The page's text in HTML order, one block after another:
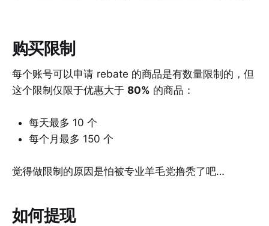
购买限制
每个账号可以申请 rebate 的商品是有数量限制的，但
这个限制仅限于优惠大于 80% 的商品：
每天最多 10 个
每个月最多 150 个
觉得做限制的原因是怕被专业羊毛党撸秃了吧…
如何提现